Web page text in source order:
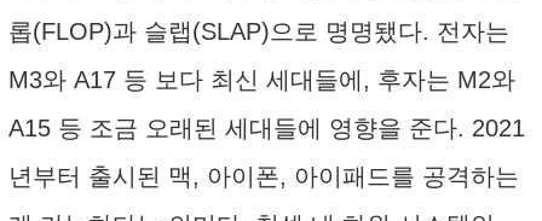
롭(FLOP)과 슬랩(SLAP)으로 명명됐다. 전자는
M3와 A17 등 보다 최신 세대들에, 후자는 M2와
A15 등 조금 오래된 세대들에 영향을 준다. 2021
년부터 출시된 맥, 아이폰, 아이패드를 공격하는